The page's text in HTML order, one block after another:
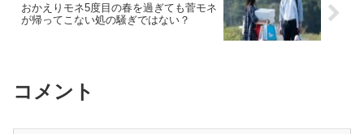
おかえりモネ5度目の春を過ぎても菅モネ
が帰ってこない処の騒ぎではない？
コメント